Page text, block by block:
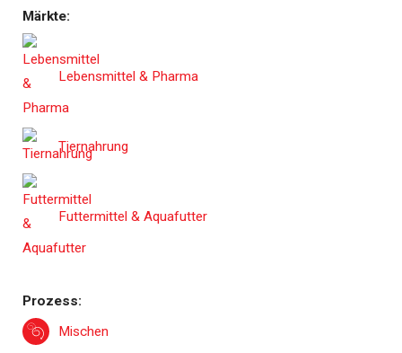
Märkte:
Lebensmittel & Pharma
Tiernahrung
Futtermittel & Aquafutter
Prozess:
Mischen